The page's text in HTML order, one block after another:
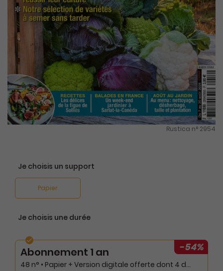
Rustica n° 2954
Je choisis un support
Papier
Je choisis une durée
-54%
Abonnement 1 an
48 n° • Papier + Version digitale offerte dont 4 doubles